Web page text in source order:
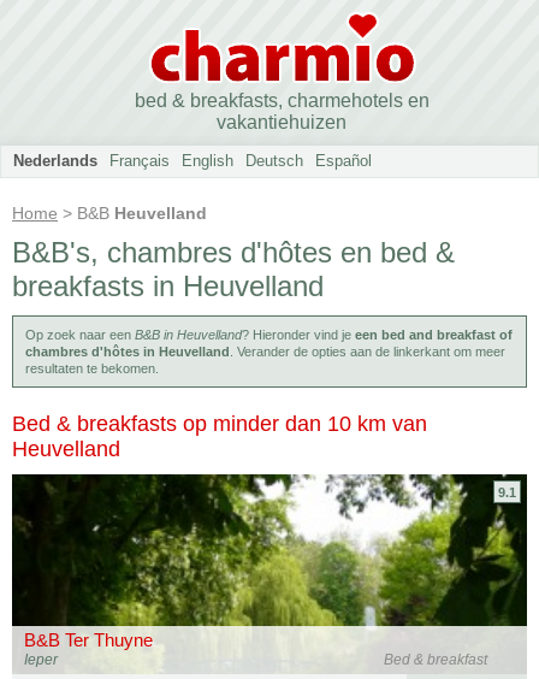
bed & breakfasts, charmehotels en
vakantiehuizen
Nederlands Français English Deutsch Español
Home > B&B Heuvelland
B&B's, chambres d'hôtes en bed &
breakfasts in Heuvelland
Op zoek naar een B&B in Heuvelland? Hieronder vind je een bed and breakfast of
chambres d'hôtes in Heuvelland . Verander de opties aan de linkerkant om meer
resultaten te bekomen.
Bed & breakfasts op minder dan 10 km van
Heuvelland
B&B Ter Thuyne
Bed & breakfast
Ieper
9.1